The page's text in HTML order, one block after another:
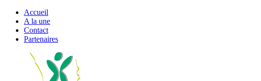
Accueil
A la une
Contact
Partenaires